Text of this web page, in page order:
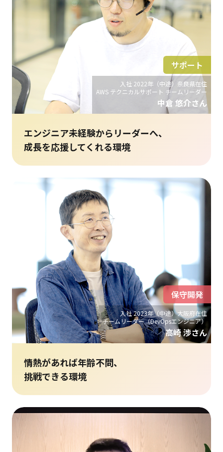
入社 2022年（中途）奈良県在住
AWS テクニカルサポート チームリーダー
中倉 悠介さん
サポート
エンジニア未経験からリーダーへ、
成長を応援してくれる環境
入社 2023年（中途）大阪府在住
チームリーダー（DevOpsエンジニア）
高崎 渉さん
保守開発
情熱があれば年齢不問、
挑戦できる環境